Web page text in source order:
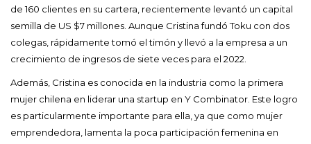
de 160 clientes en su cartera, recientemente levantó un capital
semilla de US $7 millones. Aunque Cristina fundó Toku con dos
colegas, rápidamente tomó el timón y llevó a la empresa a un
crecimiento de ingresos de siete veces para el 2022.
Además, Cristina es conocida en la industria como la primera
mujer chilena en liderar una startup en Y Combinator. Este logro
es particularmente importante para ella, ya que como mujer
emprendedora, lamenta la poca participación femenina en